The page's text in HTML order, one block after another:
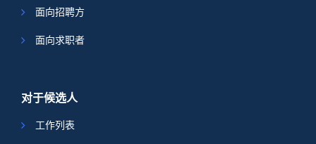
面向招聘方
面向求职者
对于候选人
工作列表